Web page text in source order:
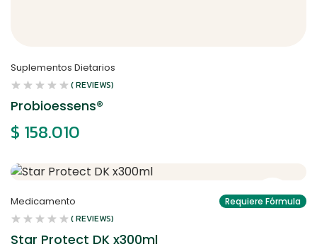
Suplementos Dietarios
( REVIEWS)
Probioessens®
$ 158.010
Medicamento Requiere Fórmula
( REVIEWS)
Star Protect DK x300ml